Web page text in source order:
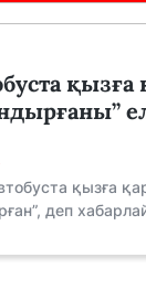
қызға
қызға
деп